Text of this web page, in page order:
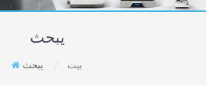
يبحث
بيت يبحث